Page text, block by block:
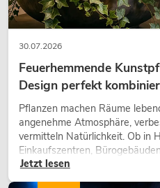
30.07.2026
Feuerhemmende
Design perfekt
Pflanzen machen Räume
angenehme Atmosphäre,
vermitteln Natürlichkeit. Ob in
Einkaufszentren,
eine hochwertige Begrünung
Jetzt lesen